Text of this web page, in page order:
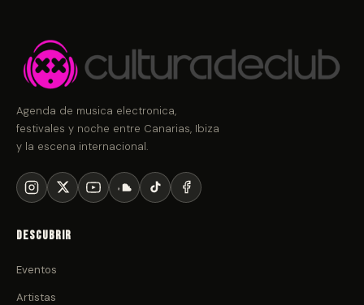
Agenda de musica electronica,
festivales y noche entre Canarias, Ibiza
y la escena internacional.
Descubrir
Eventos
Artistas